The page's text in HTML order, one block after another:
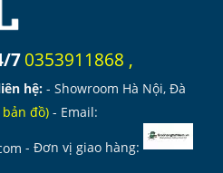
70353911868 ,
hệ: - Showroom Hà Nội, Đà
bản đồ) - Email:
- Đơn vị giao hàng: